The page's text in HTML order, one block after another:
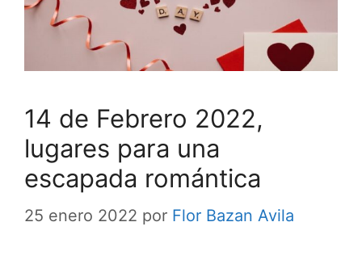
14 de Febrero 2022,
lugares para una
escapada romántica
25 enero 2022 por Flor Bazan Avila